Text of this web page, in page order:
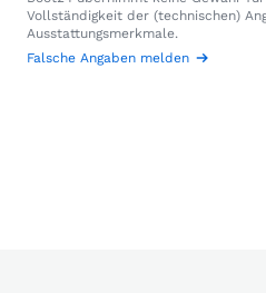
Vollständigkeit der (technischen)
Ausstattungsmerkmale.
Falsche Angaben melden